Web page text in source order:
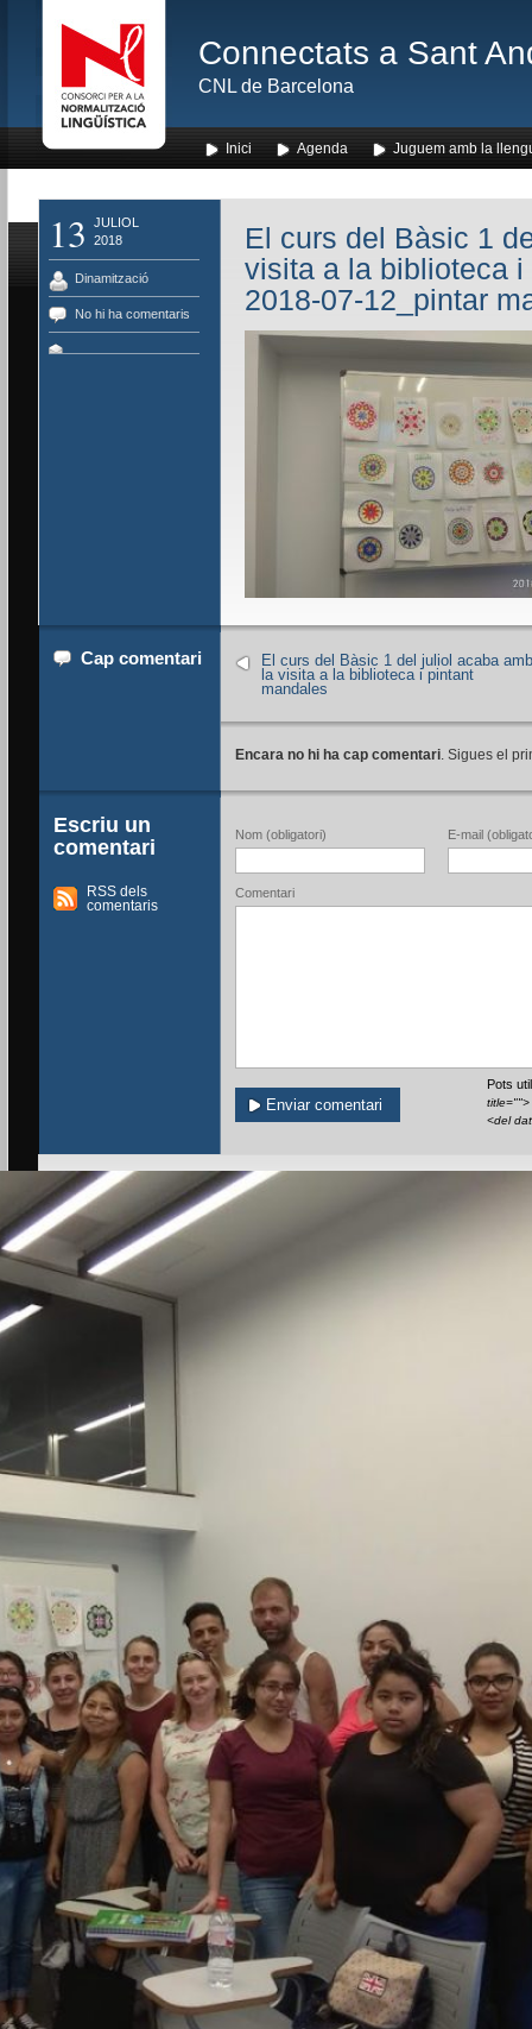
Connectats a Sant
CNL de Barcelona
Inici Agenda Juguem amb la
13
JULIOL
2018
Dinamització
No hi ha comentaris
El curs del Bàsic 1
visita a la biblioteca
2018-07-12_pintar
Cap comentari
El curs del Bàsic 1 del juliol acaba amb
la visita a la biblioteca i pintant
mandales
Encara no hi ha cap comentari. Sigues el
Escriu un
comentari
RSS dels
comentaris
Nom (obligatori) E-mail
Comentari
Pots
<del